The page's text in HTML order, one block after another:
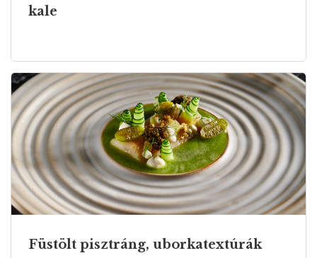
kale
Füstölt pisztráng, uborkatextúrák